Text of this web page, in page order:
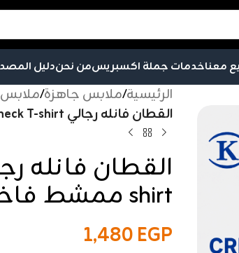
معناخدمات جملة اكسبريسمن نحندليل
الرئيسية/ملابس جاهزة/
القطان فانله رجالي Crew neck T-shirt ممشط فاخر بيج – دسته
shirt ممشط فاخر بيج – دسته
1,480EGP